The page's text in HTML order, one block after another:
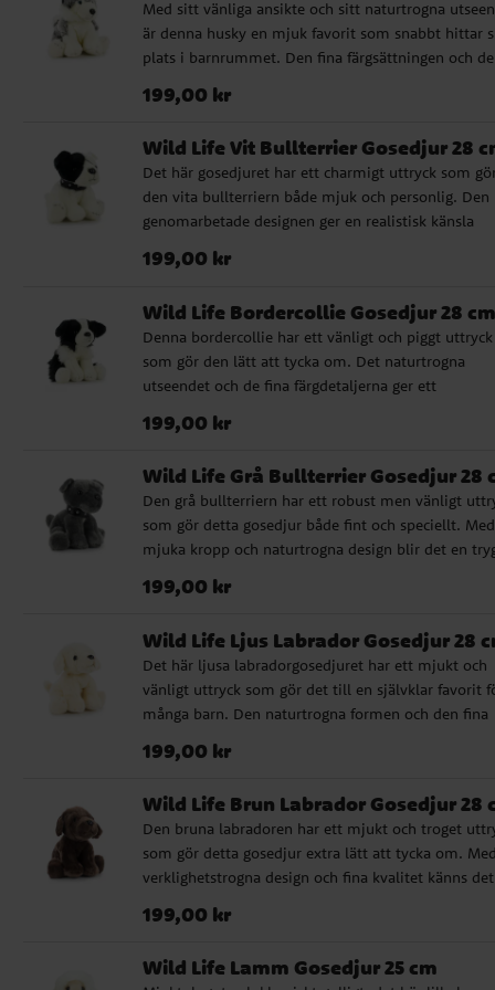
med hög kvalitet ✔️ Godkänd för spädbarn från 0
månader ✔️ Storlek: 25 cm
Med sitt vänliga ansikte och sitt naturtrogna
är denna husky en mjuk favorit som snabbt hittar
plats i barnrummet. Den fina färgsättningen och de
kvalitet. Det passar utmärkt som present till barn
babyshower eller dop, särskilt när du vill ge bort
mjukt och minnesvärt. ✔️ Naturtroget gosedjur med
hög kvalitet ✔️ Godkänd för spädbarn från 0
✔️ Storlek: 28 cm
Pris: 199,00 kr
199,00 kr
Wild Life Vit Bullterrier Gosedjur 28
Det här gosedjuret har ett charmigt uttryck som
den vita bullterriern både mjuk och personlig. Den
genomarbetade designen ger en realistisk känsla
små barn. Ett fint val för den som vill ge bort ett
som present till dop och babyshower som till
vardagsmys hemma. ✔️ Naturtroget gosedjur med
kvalitet ✔️ Godkänd för spädbarn från 0 månader ✔️
Storlek: 28 cm
Pris: 199,00 kr
199,00 kr
Wild Life Bordercollie Gosedjur 28 cm
Denna bordercollie har ett vänligt och piggt uttryck
som gör den lätt att tycka om. Det naturtrogna
utseendet och de fina färgdetaljerna ger ett
mjukt och fint gosedjur som passar perfekt som
bort något omtänksamt, som babyshower, dop
födelsedag. ✔️ Naturtroget gosedjur med hög
✔️ Godkänd för spädbarn från 0 månader ✔️
cm
Pris: 199,00 kr
199,00 kr
Wild Life Grå Bullterrier Gosedjur 28
Den grå bullterriern har ett robust men vänligt
som gör detta gosedjur både fint och speciellt.
mjuka kropp och naturtrogna design blir det en
som present när du vill välja ett gosedjur som känns
mjukhet eller kvalitet. ✔️ Naturtroget gosedjur med
hög kvalitet ✔️ Godkänd för spädbarn från 0
✔️ Storlek: 28 cm
Pris: 199,00 kr
199,00 kr
Wild Life Ljus Labrador Gosedjur 28
Det här ljusa labradorgosedjuret har ett mjukt och
vänligt uttryck som gör det till en självklar favorit
många barn. Den naturtrogna formen och den fina
present till den som älskar hundar eller till den lilla
till dop, babyshower och andra omtänksamma
✔️ Naturtroget gosedjur med hög kvalitet ✔️
för spädbarn från 0 månader ✔️ Storlek: 28 cm
Pris: 199,00 kr
199,00 kr
Wild Life Brun Labrador Gosedjur 28
Den bruna labradoren har ett mjukt och troget
som gör detta gosedjur extra lätt att tycka om.
verklighetstrogna design och fina kvalitet känns det
val när du söker en present med varm känsla, något
och babyshower där du vill ge bort något mjukt och
Pris: 199,00 kr
199,00 kr
Wild Life Lamm Gosedjur 25 cm